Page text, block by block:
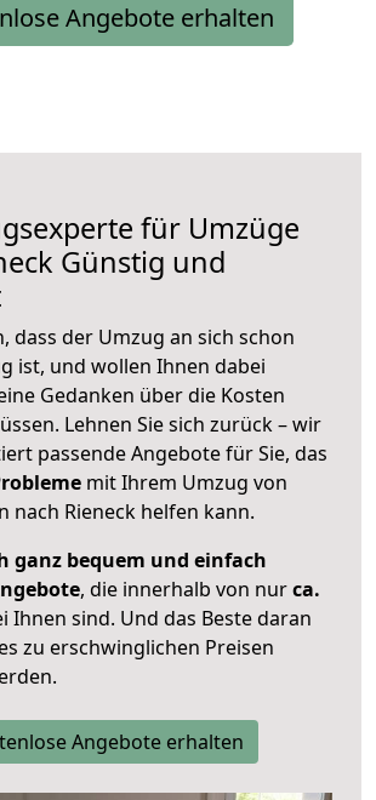
Angebote erhalten
für Umzüge
Günstig und
dass der Umzug an sich schon
ist, und wollen Ihnen dabei
Gedanken über die Kosten
Lehnen Sie sich zurück – wir
passende Angebote für Sie, das
mit Ihrem Umzug von
nach Rieneck helfen kann.
ganz bequem und einfach
, die innerhalb von nurca.
Ihnen sind. Und das Beste daran
zu erschwinglichen Preisen
Angebote erhalten